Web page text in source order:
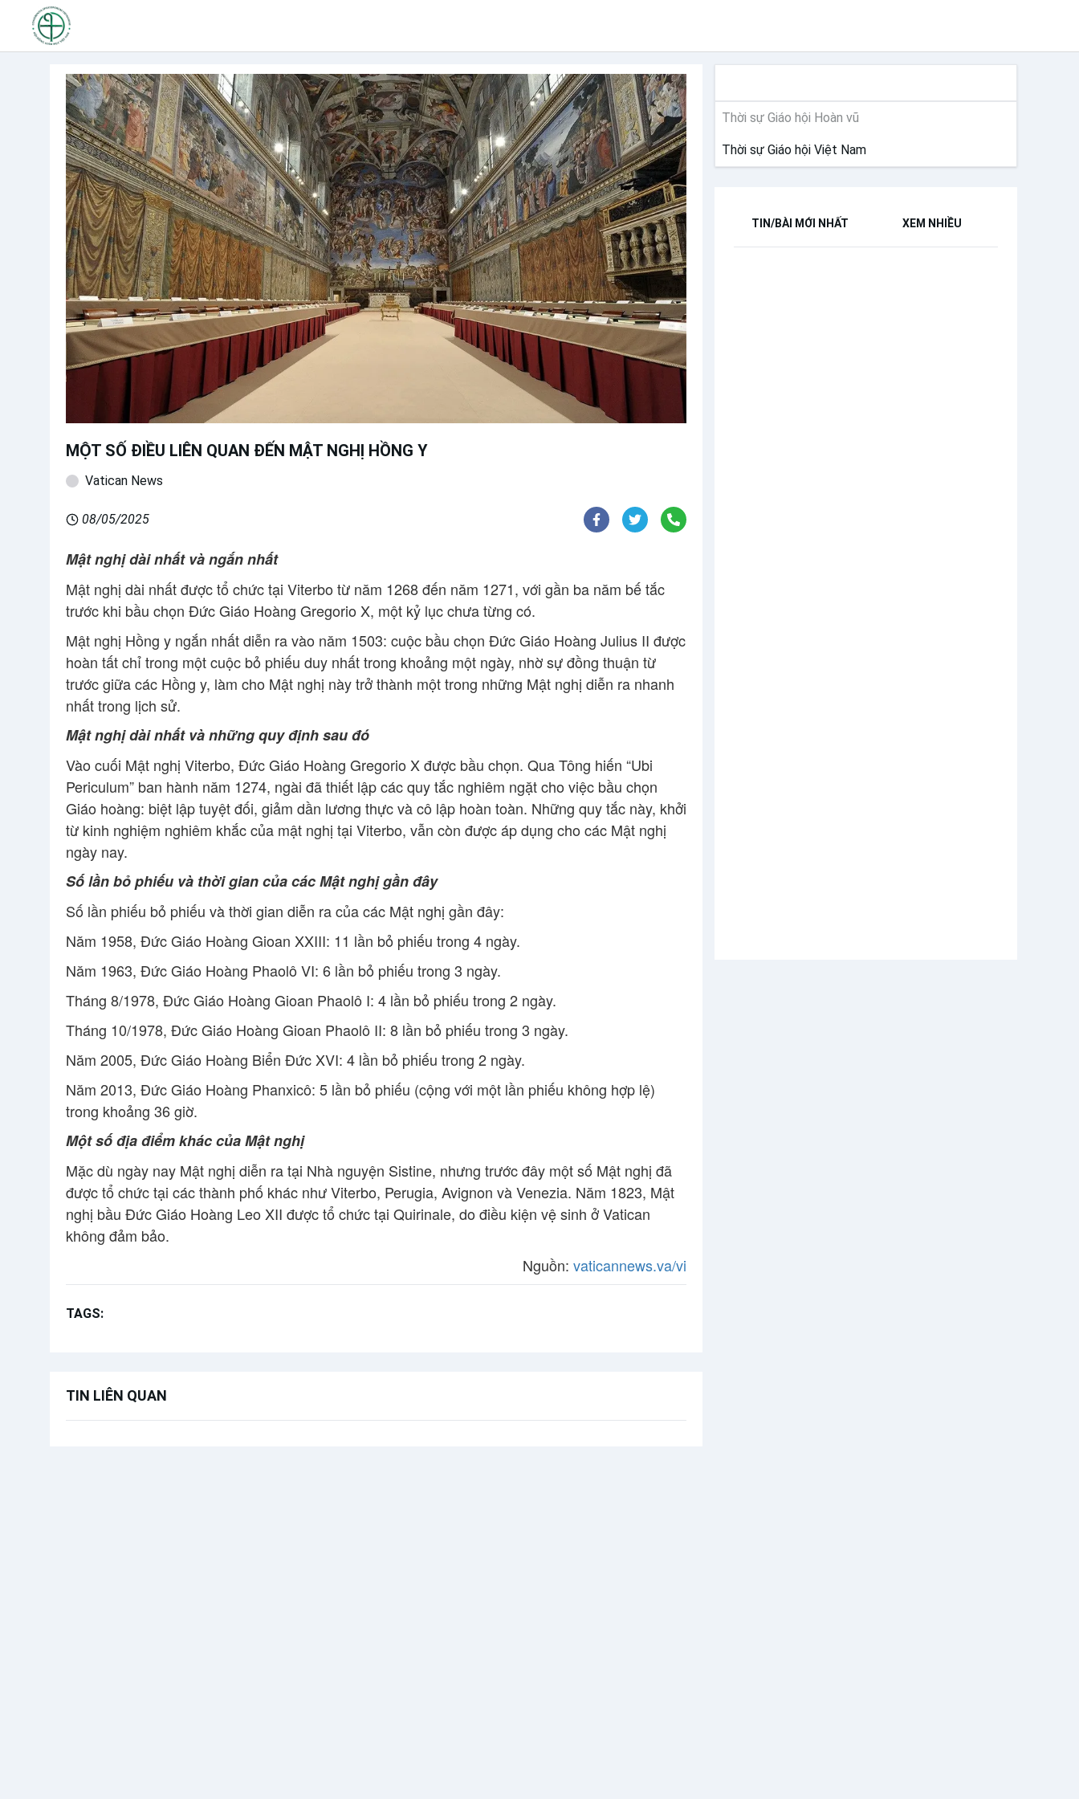
MỘT SỐ ĐIỀU LIÊN QUAN ĐẾN MẬT NGHỊ HỒNG Y
Vatican News
08/05/2025
Mật nghị dài nhất và ngắn nhất
Mật nghị dài nhất được tổ chức tại Viterbo từ năm 1268 đến năm 1271, với gần ba năm bế tắc
trước khi bầu chọn Đức Giáo Hoàng Gregorio X, một kỷ lục chưa từng có.
Mật nghị Hồng y ngắn nhất diễn ra vào năm 1503: cuộc bầu chọn Đức Giáo Hoàng Julius II được
hoàn tất chỉ trong một cuộc bỏ phiếu duy nhất trong khoảng một ngày, nhờ sự đồng thuận từ
trước giữa các Hồng y, làm cho Mật nghị này trở thành một trong những Mật nghị diễn ra nhanh
nhất trong lịch sử.
Mật nghị dài nhất và những quy định sau đó
Vào cuối Mật nghị Viterbo, Đức Giáo Hoàng Gregorio X được bầu chọn. Qua Tông hiến “Ubi
Periculum” ban hành năm 1274, ngài đã thiết lập các quy tắc nghiêm ngặt cho việc bầu chọn
Giáo hoàng: biệt lập tuyệt đối, giảm dần lương thực và cô lập hoàn toàn. Những quy tắc này, khởi
từ kinh nghiệm nghiêm khắc của mật nghị tại Viterbo, vẫn còn được áp dụng cho các Mật nghị
ngày nay.
Số lần bỏ phiếu và thời gian của các Mật nghị gần đây
Số lần phiếu bỏ phiếu và thời gian diễn ra của các Mật nghị gần đây:
Năm 1958, Đức Giáo Hoàng Gioan XXIII: 11 lần bỏ phiếu trong 4 ngày.
Năm 1963, Đức Giáo Hoàng Phaolô VI: 6 lần bỏ phiếu trong 3 ngày.
Tháng 8/1978, Đức Giáo Hoàng Gioan Phaolô I: 4 lần bỏ phiếu trong 2 ngày.
Tháng 10/1978, Đức Giáo Hoàng Gioan Phaolô II: 8 lần bỏ phiếu trong 3 ngày.
Năm 2005, Đức Giáo Hoàng Biển Đức XVI: 4 lần bỏ phiếu trong 2 ngày.
Năm 2013, Đức Giáo Hoàng Phanxicô: 5 lần bỏ phiếu (cộng với một lần phiếu không hợp lệ)
trong khoảng 36 giờ.
Một số địa điểm khác của Mật nghị
Mặc dù ngày nay Mật nghị diễn ra tại Nhà nguyện Sistine, nhưng trước đây một số Mật nghị đã
được tổ chức tại các thành phố khác như Viterbo, Perugia, Avignon và Venezia. Năm 1823, Mật
nghị bầu Đức Giáo Hoàng Leo XII được tổ chức tại Quirinale, do điều kiện vệ sinh ở Vatican
không đảm bảo.
Nguồn: vaticannews.va/vi
TAGS:
TIN LIÊN QUAN
Thời sự Giáo hội Hoàn vũ
Thời sự Giáo hội Việt Nam
TIN/BÀI MỚI NHẤT XEM NHIỀU